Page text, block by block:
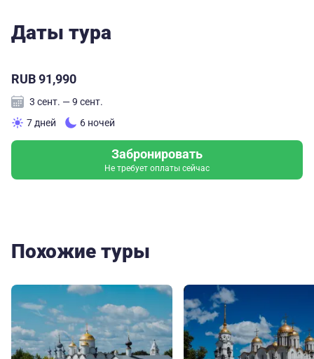
Даты тура
RUB 91,990
3 сент. — 9 сент.
7 дней
6 ночей
Забронировать
Не требует оплаты сейчас
Похожие туры